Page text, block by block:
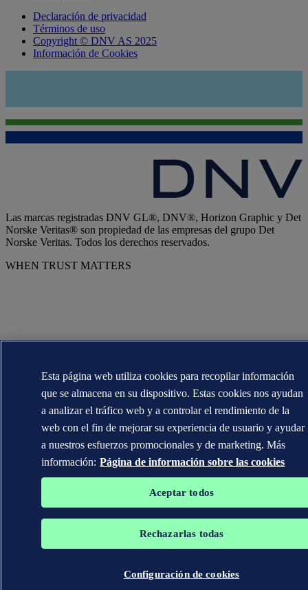
Declaración de privacidad
Términos de uso
Copyright © DNV AS 2025
Información de Cookies
Las marcas registradas DNV GL®, DNV®, Horizon Graphic y Det
Norske Veritas® son propiedad de las empresas del grupo Det
Norske Veritas. Todos los derechos reservados.
WHEN TRUST MATTERS
Esta página web utiliza cookies para recopilar información
que se almacena en su dispositivo. Estas cookies nos ayudan
a analizar el tráfico web y a controlar el rendimiento de la
web con el fin de mejorar su experiencia de usuario y ayudar
a nuestros esfuerzos promocionales y de marketing. Más
información: Página de información sobre las cookies
Aceptar todos
Rechazarlas todas
Configuración de cookies